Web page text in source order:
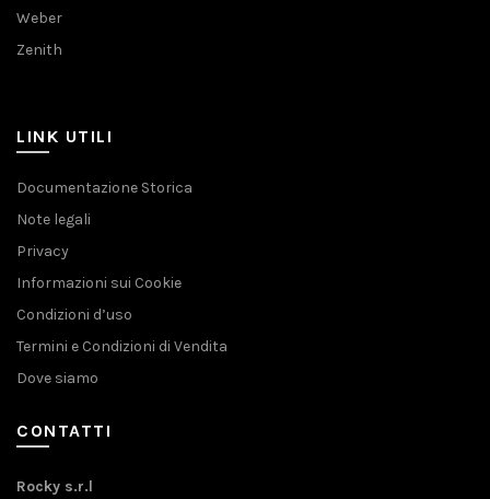
Weber
Zenith
LINK UTILI
Documentazione Storica
Note legali
Privacy
Informazioni sui Cookie
Condizioni d’uso
Termini e Condizioni di Vendita
Dove siamo
CONTATTI
Rocky s.r.l